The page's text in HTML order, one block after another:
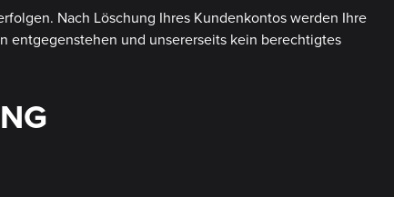
Nach Löschung Ihres Kundenkontos werden Ihre
entgegenstehen und unsererseits kein berechtigtes